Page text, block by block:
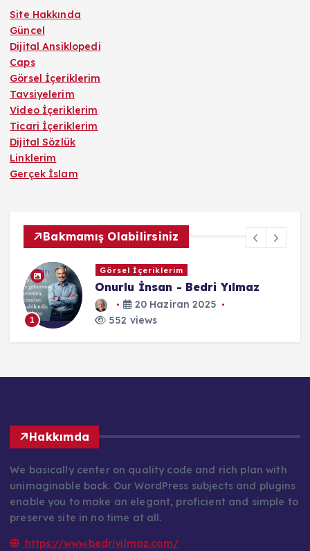
Site Hakkında
Güncel
Dijital Ansiklopedi
Caps
Görsel İçeriklerim
Tavsiyelerim
Video İçeriklerim
Ticari İçeriklerim
Dijital Sözlük
Linklerim
Gerçek İslam
Bakmamış Olabilirsiniz
1
Görsel İçeriklerim
Onurlu İnsan - Bedri Yılmaz
20 Haziran 2025
552 views
Hakkımda
We basically center on quality code and rich plan with
unimaginable back. Our WordPress subjects and plugins
enable you to make an elegant, proficient and simple to
preserve site in no time at all.
https://www.bedriyilmaz.com/